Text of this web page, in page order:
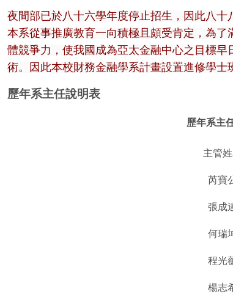
夜間部已於八十六學年度停止招生，因此八
本系從事推廣教育一向積極且頗受肯定，為
體競爭力，使我國成為亞太金融中心之目標早
術。因此本校財務金融學系計畫設置進修學士
歷年系主任說明表
歷年系主
主管
芮寶
張成
何瑞
程光
楊志